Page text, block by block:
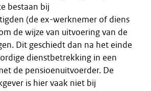
bestaan bij
(de ex-werknemer of diens
de wijze van uitvoering van de
Dit geschiedt dan na het einde
dienstbetrekking in een
de pensioenuitvoerder. De
is hier vaak niet bij